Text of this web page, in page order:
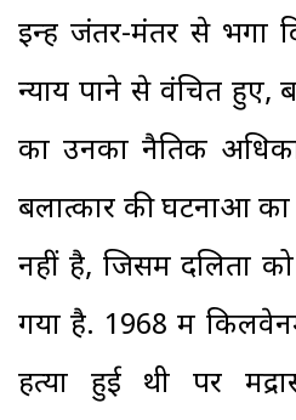
इन्हें जंतर-मंतर से भगा
न्याय पाने से वंचित हुए,
का उनका नैतिक
बलात्कार की घटनाओं
नहीं है, जिसमें दलितों
गया है. 1968 में
हत्या हुई थी पर